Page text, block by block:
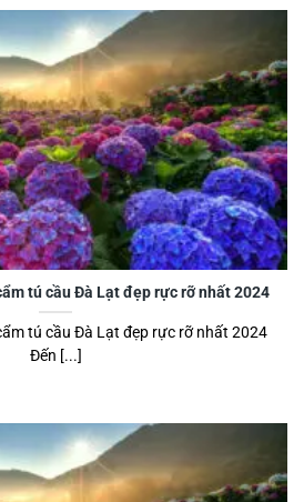
tú cầu Đà Lạt đẹp rực rỡ nhất 2024
tú cầu Đà Lạt đẹp rực rỡ nhất 2024
Đến [...]